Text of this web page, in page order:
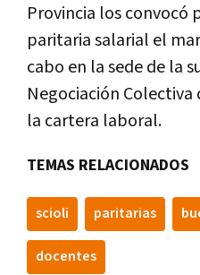
Provincia los convocó
paritaria salarial el
cabo en la sede de la
Negociación
la cartera laboral.
TEMAS RELACIONADOS
scioli paritarias
docentes